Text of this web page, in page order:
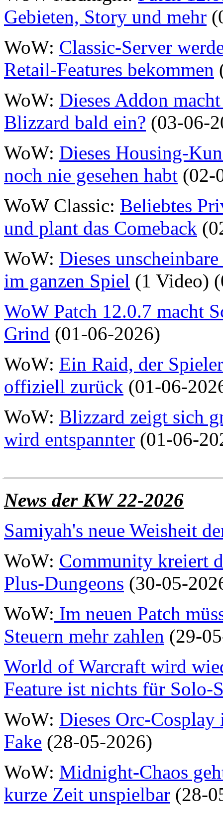
Gebieten, Story und mehr
WoW: Classic-Server
Retail-Features bekommen
WoW: Dieses Addon
Blizzard bald ein? (03-06-
WoW: Dieses Housing-
noch nie gesehen habt (02-
WoW Classic: Beliebtes
und plant das Comeback
WoW: Dieses
im ganzen Spiel (1 Video)
WoW Patch 12.0.7 macht
Grind (01-06-2026)
WoW: Ein Raid, der
offiziell zurück (01-06-
WoW: Blizzard zeigt sich
wird entspannter (01-06-
News der KW 22-2026
Samiyah's neue Weisheit
WoW: Community kreiert
Plus-Dungeons (30-05-
WoW: Im neuen Patch
Steuern mehr zahlen (29-
World of Warcraft wird
Feature ist nichts für Solo-
WoW: Dieses Orc-Cosplay
Fake (28-05-2026)
WoW: Midnight-Chaos
kurze Zeit unspielbar (28-